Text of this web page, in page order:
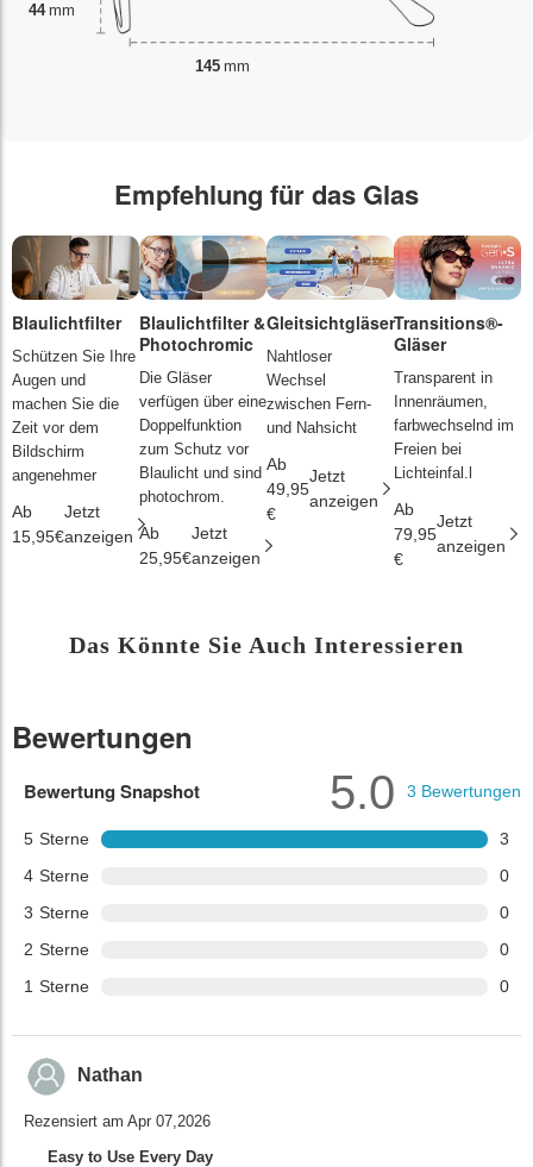
44 mm
145 mm
Empfehlung für das Glas
Blaulichtfilter
Schützen Sie Ihre
Augen und
machen Sie die
Zeit vor dem
Bildschirm
angenehmer
Ab
15,95€
Jetzt
anzeigen
Blaulichtfilter &
Photochromic
Die Gläser
verfügen über eine
Doppelfunktion
zum Schutz vor
Blaulicht und sind
photochrom.
Ab
25,95€
Jetzt
anzeigen
Gleitsichtgläser
Nahtloser
Wechsel
zwischen Fern-
und Nahsicht
Ab
49,95
€
Jetzt
anzeigen
Transitions®-
Gläser
Transparent in
Innenräumen,
farbwechselnd im
Freien bei
Lichteinfal.l
Ab
79,95
€
Jetzt
anzeigen
Das Könnte Sie Auch Interessieren
Bewertungen
Bewertung Snapshot
5 Sterne
3
4 Sterne
0
3 Sterne
0
2 Sterne
0
1 Sterne 0
5.0 3 Bewertungen
Nathan
Rezensiert am Apr 07,2026
Easy to Use Every Day